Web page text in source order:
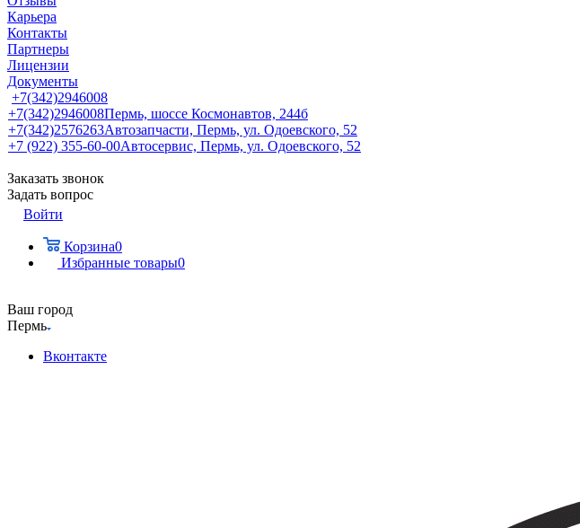
Карьера
Контакты
Партнеры
Лицензии
Документы
+7(342)2946008
+7(342)2946008Пермь, шоссе Космонавтов, 244б
+7(342)2576263Автозапчасти, Пермь, ул. Одоевского, 52
+7 (922) 355-60-00Автосервис, Пермь, ул. Одоевского, 52
Заказать звонок
Задать вопрос
Войти
Корзина0
Избранные товары0
Ваш город
Пермь
Вконтакте